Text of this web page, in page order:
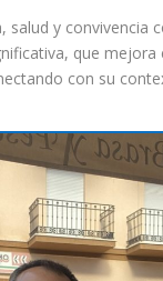
y convivencia
que
con su